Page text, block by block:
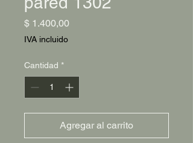
$ 1.400,00Precio
IVA incluido
Cantidad *
Agregar al carrito